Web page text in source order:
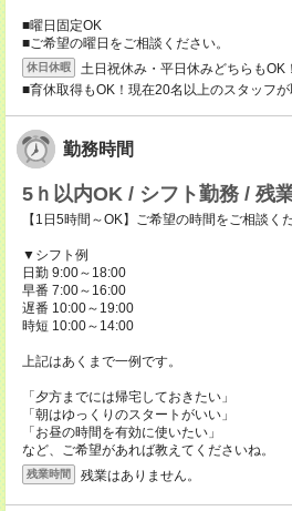
■曜日固定OK
■ご希望の曜日をご相談ください。
休日休暇
土日祝休み・平日休みどちらもOK！
■育休取得もOK！現在20名以上のスタッフが
勤務時間
5ｈ以内OK / シフト勤務 / 残
【1日5時間～OK】ご希望の時間をご相談く
▼シフト例
日勤 9:00～18:00
早番 7:00～16:00
遅番 10:00～19:00
時短 10:00～14:00
上記はあくまで一例です。
「夕方までには帰宅しておきたい」
「朝はゆっくりのスタートがいい」
「お昼の時間を有効に使いたい」
など、ご希望があれば教えてくださいね。
残業時間 残業はありません。